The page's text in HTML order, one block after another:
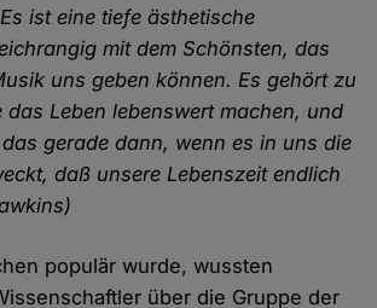
ist eine tiefe ästhetische
mit dem Schönsten, das
uns geben können. Es gehört zu
das Leben lebenswert machen, und
gerade dann, wenn es in uns die
daß unsere Lebenszeit endlich
populär wurde, wussten
über die Gruppe der